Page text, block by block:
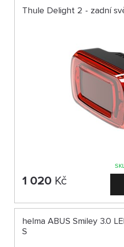
Thule Delight 2 - zadní
1 020 Kč
helma ABUS Smiley 3.0
S